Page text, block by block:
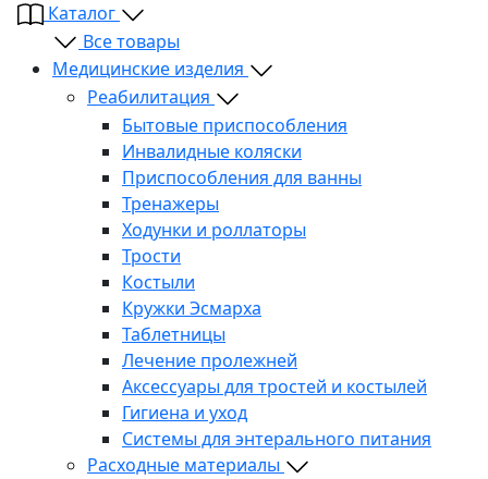
Каталог
Все товары
Медицинские изделия
Реабилитация
Бытовые приспособления
Инвалидные коляски
Приспособления для ванны
Тренажеры
Ходунки и роллаторы
Трости
Костыли
Кружки Эсмарха
Таблетницы
Лечение пролежней
Аксессуары для тростей и костылей
Гигиена и уход
Системы для энтерального питания
Расходные материалы